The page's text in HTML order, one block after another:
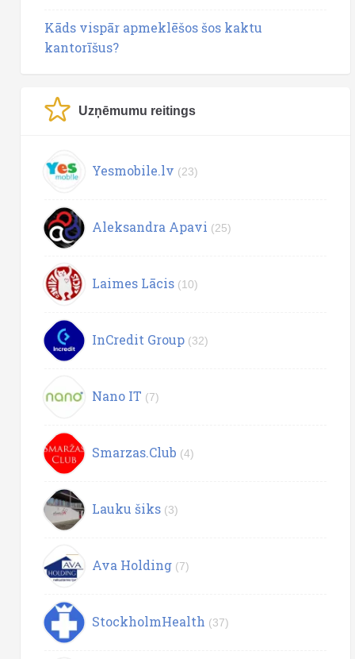
Kāds vispār apmeklēšos šos kaktu
kantorīšus?
Uzņēmumu reitings
Yesmobile.lv (23)
Aleksandra Apavi (25)
Laimes Lācis (10)
InCredit Group (32)
Nano IT (7)
Smarzas.Club (4)
Lauku šiks (3)
Ava Holding (7)
StockholmHealth (37)